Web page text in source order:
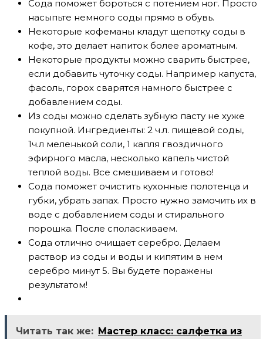
Сода поможет бороться с потением ног. Просто
насыпьте немного соды прямо в обувь.
Некоторые кофеманы кладут щепотку соды в
кофе, это делает напиток более ароматным.
Некоторые продукты можно сварить быстрее,
если добавить чуточку соды. Например капуста,
фасоль, горох сварятся намного быстрее с
добавлением соды.
Из соды можно сделать зубную пасту не хуже
покупной. Ингредиенты: 2 ч.л. пищевой соды,
1ч.л меленькой соли, 1 капля гвоздичного
эфирного масла, несколько капель чистой
теплой воды. Все смешиваем и готово!
Сода поможет очистить кухонные полотенца и
губки, убрать запах. Просто нужно замочить их в
воде с добавлением соды и стирального
порошка. После споласкиваем.
Сода отлично очищает серебро. Делаем
раствор из соды и воды и кипятим в нем
серебро минут 5. Вы будете поражены
результатом!
Читать так же: Мастер класс: салфетка из